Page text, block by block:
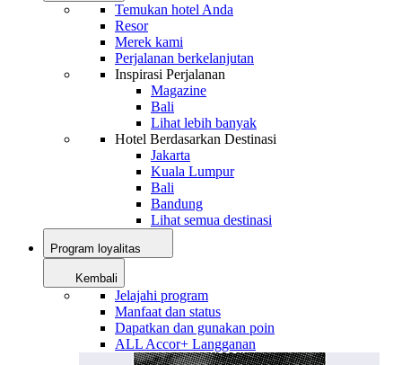
Temukan hotel Anda
Resor
Merek kami
Perjalanan berkelanjutan
Inspirasi Perjalanan
Magazine
Bali
Lihat lebih banyak
Hotel Berdasarkan Destinasi
Jakarta
Kuala Lumpur
Bali
Bandung
Lihat semua destinasi
Program loyalitas
Kembali
Jelajahi program
Manfaat dan status
Dapatkan dan gunakan poin
ALL Accor+ Langganan